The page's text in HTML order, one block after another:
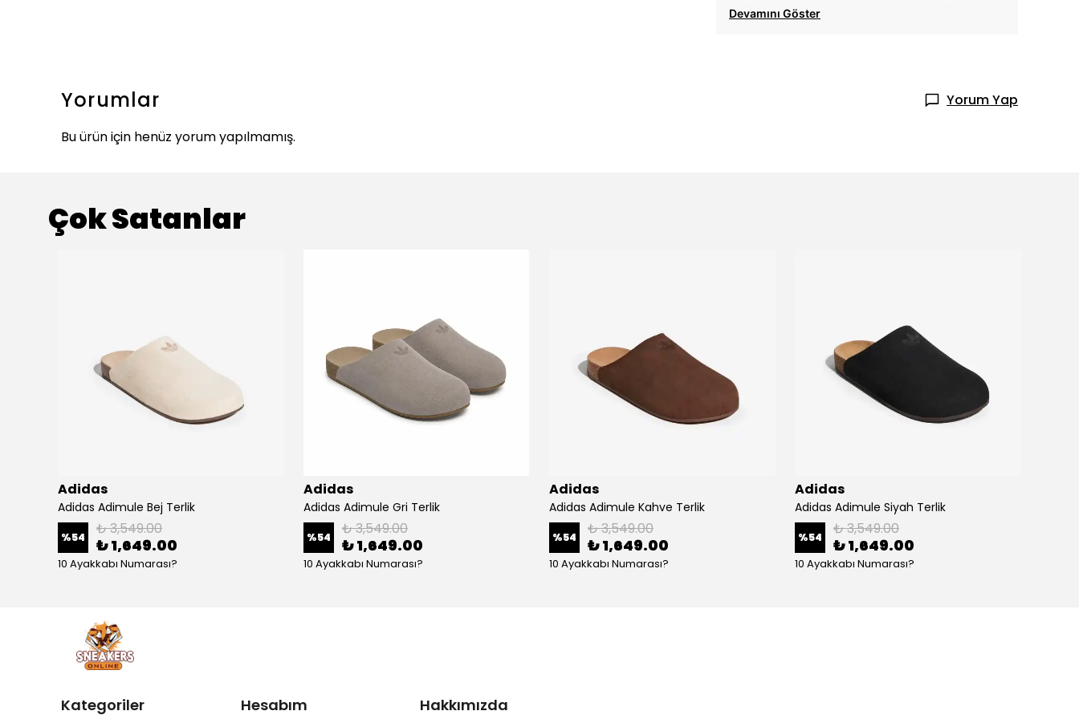
Devamını Göster
Yorumlar
Yorum Yap
Bu ürün için henüz yorum yapılmamış.
Çok Satanlar
Adidas
Adidas Adimule Bej Terlik
%54 ₺ 3,549.00
₺ 1,649.00
10 Ayakkabı Numarası?
Adidas
Adidas Adimule Gri Terlik
%54 ₺ 3,549.00
₺ 1,649.00
10 Ayakkabı Numarası?
Adidas
Adidas Adimule Kahve Terlik
%54 ₺ 3,549.00
₺ 1,649.00
10 Ayakkabı Numarası?
Adidas
Adidas Adimule Siyah Terlik
%54 ₺ 3,549.00
₺ 1,649.00
10 Ayakkabı Numarası?
Kategoriler Hesabım Hakkımızda